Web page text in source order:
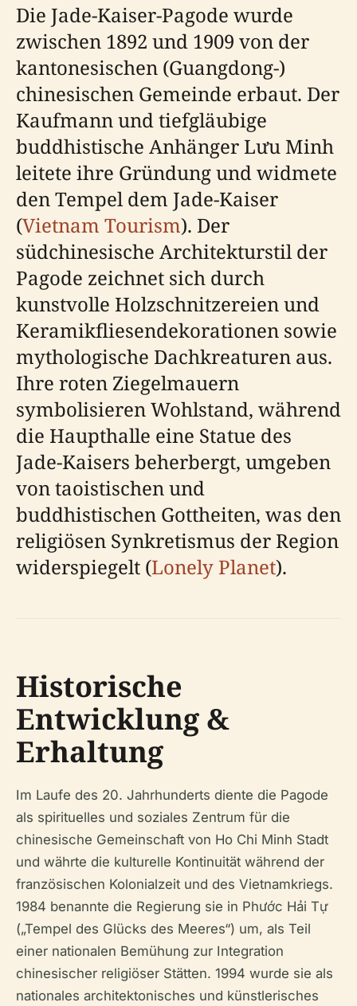
Die Jade-Kaiser-Pagode wurde
zwischen 1892 und 1909 von der
kantonesischen (Guangdong-)
chinesischen Gemeinde erbaut. Der
Kaufmann und tiefgläubige
buddhistische Anhänger Lưu Minh
leitete ihre Gründung und widmete
den Tempel dem Jade-Kaiser
(Vietnam Tourism). Der
südchinesische Architekturstil der
Pagode zeichnet sich durch
kunstvolle Holzschnitzereien und
Keramikfliesendekorationen sowie
mythologische Dachkreaturen aus.
Ihre roten Ziegelmauern
symbolisieren Wohlstand, während
die Haupthalle eine Statue des
Jade-Kaisers beherbergt, umgeben
von taoistischen und
buddhistischen Gottheiten, was den
religiösen Synkretismus der Region
widerspiegelt (Lonely Planet).
Historische
Entwicklung &
Erhaltung
Im Laufe des 20. Jahrhunderts diente die Pagode
als spirituelles und soziales Zentrum für die
chinesische Gemeinschaft von Ho Chi Minh Stadt
und währte die kulturelle Kontinuität während der
französischen Kolonialzeit und des Vietnamkriegs.
1984 benannte die Regierung sie in Phước Hải Tự
(„Tempel des Glücks des Meeres“) um, als Teil
einer nationalen Bemühung zur Integration
chinesischer religiöser Stätten. 1994 wurde sie als
nationales architektonisches und künstlerisches